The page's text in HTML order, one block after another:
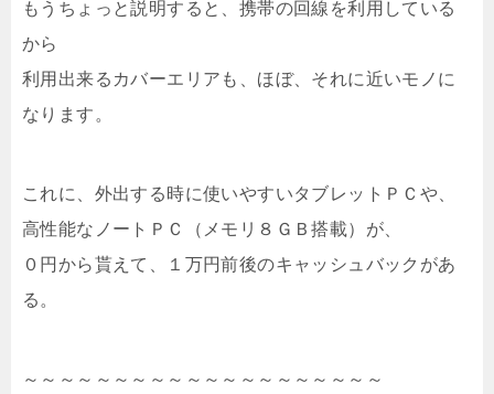
もうちょっと説明すると、携帯の回線を利用している
から
利用出来るカバーエリアも、ほぼ、それに近いモノに
なります。
これに、外出する時に使いやすいタブレットＰＣや、
高性能なノートＰＣ（メモリ８ＧＢ搭載）が、
０円から貰えて、１万円前後のキャッシュバックがあ
る。
～～～～～～～～～～～～～～～～～～～～